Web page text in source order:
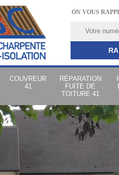
ON VOUS
COUVREUR
41
RÉPARATION
FUITE DE
TOITURE 41